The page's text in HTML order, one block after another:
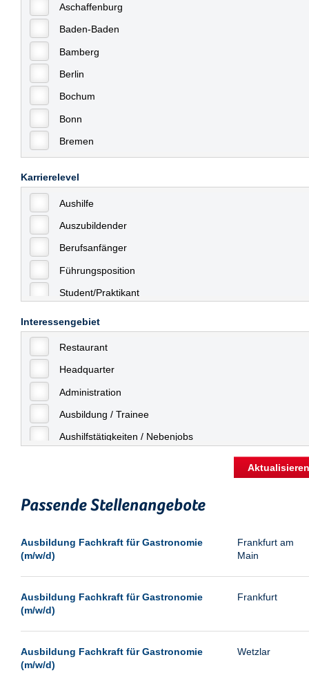
Aschaffenburg
Baden-Baden
Bamberg
Berlin
Bochum
Bonn
Bremen
Celle
Chemnitz
Dessau
Dresden
Düsseldorf
Erfurt
Essen
Frankfurt
Frankfurt am Main
Freiburg
Fulda
Göppingen
Hamburg
Heilbronn
Kassel
Laatzen
Karrierelevel
Aushilfe
Auszubildender
Berufsanfänger
Führungsposition
Student/Praktikant
Interessengebiet
Restaurant
Headquarter
Administration
Ausbildung / Trainee
Aushilfstätigkeiten / Nebenjobs
Sonstiges
Passende Stellenangebote
Ausbildung Fachkraft für Gastronomie
(m/w/d)
Frankfurt am
Main
Ausbildung Fachkraft für Gastronomie
(m/w/d)
Frankfurt
Ausbildung Fachkraft für Gastronomie
(m/w/d)
Wetzlar